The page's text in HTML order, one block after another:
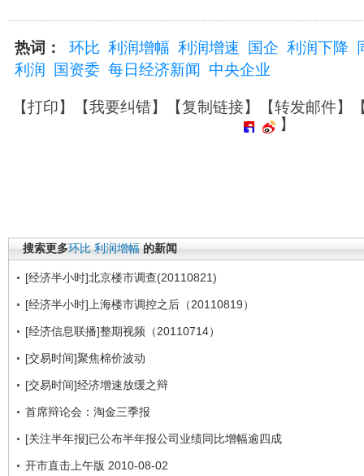
热词： 环比 利润增幅 利润增速 国企 利润下降
利润
国资委 每日经济新闻 中央企业
【打印】【我要纠错】【复制链接】【转发邮件】
】
搜索更多环比 利润增幅 的新闻
[经济半小时]北京楼市调查(20110821)
[经济半小时]上海楼市调控之后（20110819）
[经济信息联播]整期视频（20110714）
[交易时间]聚焦棉价波动
[交易时间]经济增速放缓之辩
首席辩论会：淘金三季报
[关注半年报]已公布半年报公司业绩同比增幅逾四成
开市直击上午版 2010-08-02